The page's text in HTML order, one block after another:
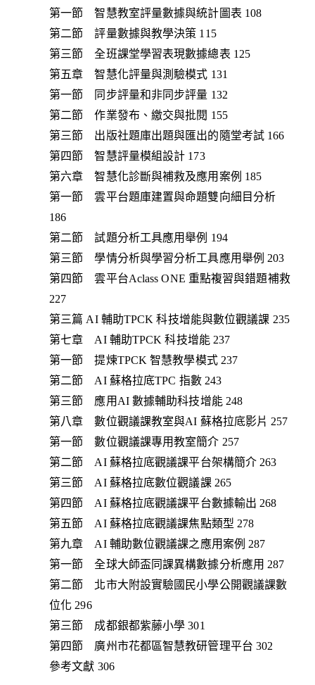
第一節 智慧教室評量數據與統計圖表 108
第二節 評量數據與教學決策 115
第三節 全班課堂學習表現數據總表 125
第五章 智慧化評量與測驗模式 131
第一節 同步評量和非同步評量 132
第二節 作業發布、繳交與批閱 155
第三節 出版社題庫出題與匯出的隨堂考試 166
第四節 智慧評量模組設計 173
第六章 智慧化診斷與補救及應用案例 185
第一節 雲平台題庫建置與命題雙向細目分析
186
第二節 試題分析工具應用舉例 194
第三節 學情分析與學習分析工具應用舉例 203
第四節 雲平台Aclass ONE 重點複習與錯題補救
227
第三篇 AI 輔助TPCK 科技增能與數位觀議課 235
第七章 AI 輔助TPCK 科技增能 237
第一節 提煉TPCK 智慧教學模式 237
第二節 AI 蘇格拉底TPC 指數 243
第三節 應用AI 數據輔助科技增能 248
第八章 數位觀議課教室與AI 蘇格拉底影片 257
第一節 數位觀議課專用教室簡介 257
第二節 AI 蘇格拉底觀議課平台架構簡介 263
第三節 AI 蘇格拉底數位觀議課 265
第四節 AI 蘇格拉底觀議課平台數據輸出 268
第五節 AI 蘇格拉底觀議課焦點類型 278
第九章 AI 輔助數位觀議課之應用案例 287
第一節 全球大師盃同課異構數據分析應用 287
第二節 北市大附設實驗國民小學公開觀議課數
位化 296
第三節 成都銀都紫藤小學 301
第四節 廣州市花都區智慧教研管理平台 302
參考文獻 306